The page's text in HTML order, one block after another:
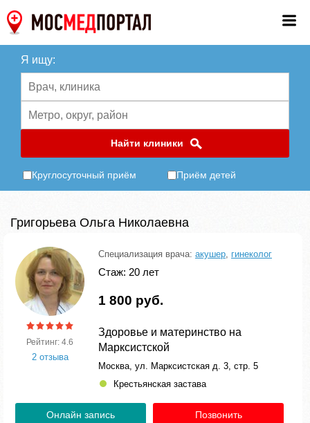
Я ищу:
Найти клиники
Круглосуточный приём Приём детей
Григорьева Ольга Николаевна
Рейтинг: 4.6
2 отзыва
Специализация врача: акушер, гинеколог
Стаж: 20 лет
1 800 руб.
Здоровье и материнство на
Марксистской
Москва, ул. Марксистская д. 3, стр. 5
Крестьянская застава
Онлайн запись Позвонить